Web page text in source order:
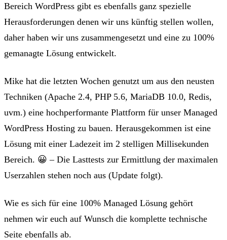
Bereich WordPress gibt es ebenfalls ganz spezielle
Herausforderungen denen wir uns künftig stellen wollen,
daher haben wir uns zusammengesetzt und eine zu 100%
gemanagte Lösung entwickelt.
Mike hat die letzten Wochen genutzt um aus den neusten
Techniken (Apache 2.4, PHP 5.6, MariaDB 10.0, Redis,
uvm.) eine hochperformante Plattform für unser Managed
WordPress Hosting zu bauen. Herausgekommen ist eine
Lösung mit einer Ladezeit im 2 stelligen Millisekunden
Bereich. 😀 – Die Lasttests zur Ermittlung der maximalen
Userzahlen stehen noch aus (Update folgt).
Wie es sich für eine 100% Managed Lösung gehört
nehmen wir euch auf Wunsch die komplette technische
Seite ebenfalls ab.